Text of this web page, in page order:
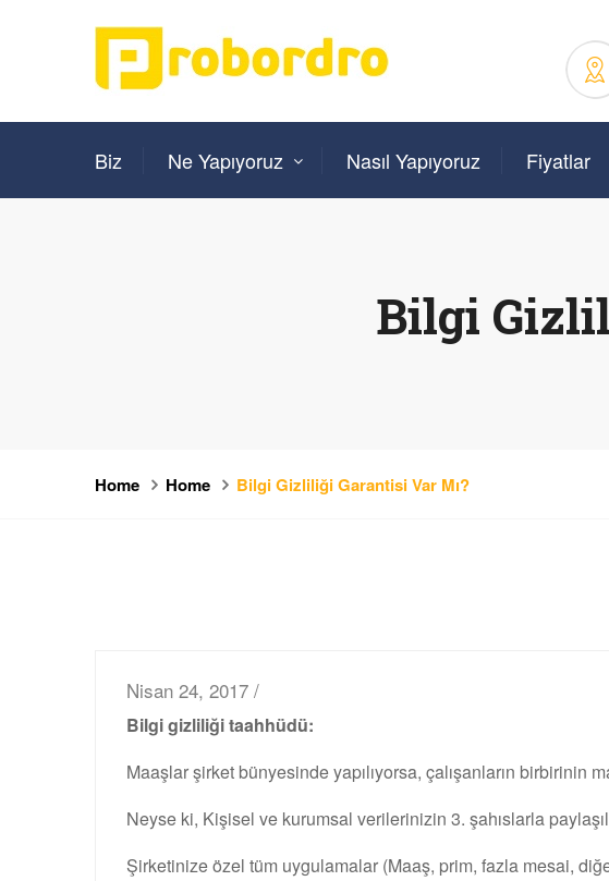
Biz Ne Yapıyoruz Nasıl Yapıyoruz Fiyatlar
Bilgi
Home Home Bilgi Gizliliği Garantisi Var Mı?
Nisan 24, 2017 /
Bilgi gizliliği taahhüdü:
Maaşlar şirket bünyesinde yapılıyorsa, çalışanların birbirinin
Neyse ki, Kişisel ve kurumsal verilerinizin 3. şahıslarla
Şirketinize özel tüm uygulamalar (Maaş, prim, fazla mesai,